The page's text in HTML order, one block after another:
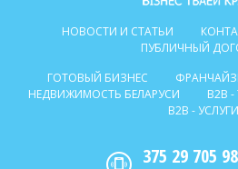
НОВОСТИ И СТАТЬИ
ПУБЛИЧНЫЙ
ГОТОВЫЙ БИЗНЕС
НЕДВИЖИМОСТЬ БЕЛАРУСИ
B2B
B2B - УСЛУГИ
375 29 705